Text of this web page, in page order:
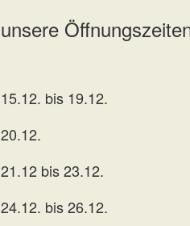
unsere
15.12. bis 19.12.
20.12.
21.12 bis 23.12.
24.12. bis 26.12.